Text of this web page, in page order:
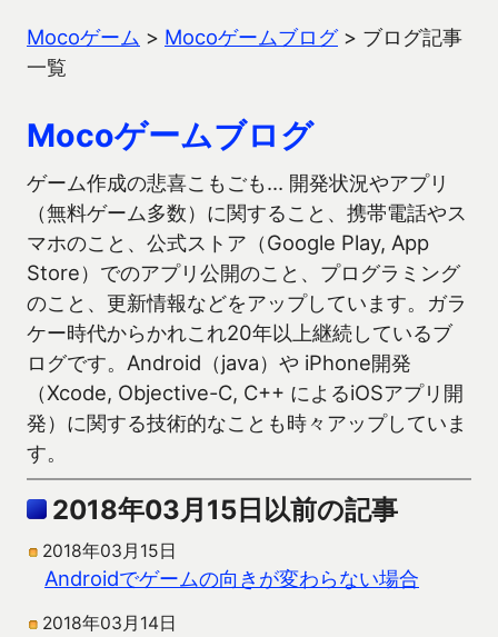
Mocoゲーム > Mocoゲームブログ> ブログ記事
一覧
Mocoゲームブログ
ゲーム作成の悲喜こもごも… 開発状況やアプリ
（無料ゲーム多数）に関すること、携帯電話やス
マホのこと、公式ストア（Google Play, App
Store）でのアプリ公開のこと、プログラミング
のこと、更新情報などをアップしています。ガラ
ケー時代からかれこれ20年以上継続しているブ
ログです。Android（java）や iPhone開発
（Xcode, Objective-C, C++ によるiOSアプリ開
発）に関する技術的なことも時々アップしていま
す。
2018年03月15日以前の記事
2018年03月15日
Androidでゲームの向きが変わらない場合
2018年03月14日